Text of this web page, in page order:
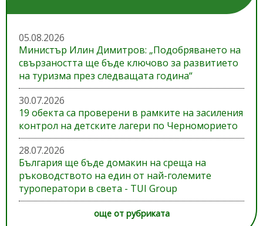
05.08.2026
Министър Илин Димитров: „Подобряването на
свързаността ще бъде ключово за развитието
на туризма през следващата година“
30.07.2026
19 обекта са проверени в рамките на засиления
контрол на детските лагери по Черноморието
28.07.2026
България ще бъде домакин на среща на
ръководството на един от най-големите
туроператори в света - TUI Group
още от рубриката